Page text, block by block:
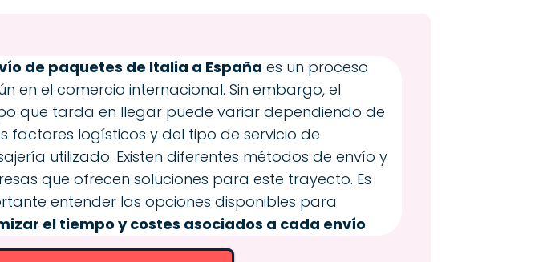
de paquetes de Italia a España es un proceso
en el comercio internacional. Sin embargo, el
que tarda en llegar puede variar dependiendo de
factores logísticos y del tipo de servicio de
utilizado. Existen diferentes métodos de envío y
que ofrecen soluciones para este trayecto. Es
entender las opciones disponibles para
el tiempo y costes asociados a cada envío.